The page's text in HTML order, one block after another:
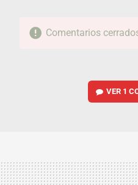
Comentarios
VER 1